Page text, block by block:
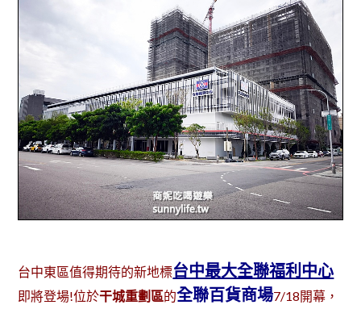
台中東區值得期待的新地標台中最大全聯福利中心
即將登場!位於干城重劃區的全聯百貨商場7/18開幕，